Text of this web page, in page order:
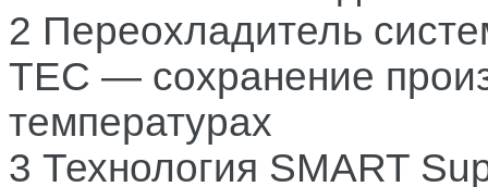
2 Переохладитель
TEC — сохранение
температурах
3 Технология SMART